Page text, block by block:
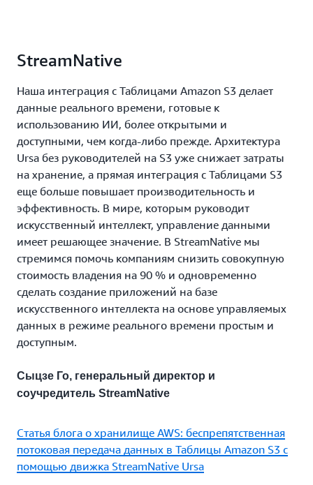
StreamNative
Наша интеграция с Таблицами Amazon S3 делает
данные реального времени, готовые к
использованию ИИ, более открытыми и
доступными, чем когда-либо прежде. Архитектура
Ursa без руководителей на S3 уже снижает затраты
на хранение, а прямая интеграция с Таблицами S3
еще больше повышает производительность и
эффективность. В мире, которым руководит
искусственный интеллект, управление данными
имеет решающее значение. В StreamNative мы
стремимся помочь компаниям снизить совокупную
стоимость владения на 90 % и одновременно
сделать создание приложений на базе
искусственного интеллекта на основе управляемых
данных в режиме реального времени простым и
доступным.
Сыцзе Го, генеральный директор и
соучредитель StreamNative
Статья блога о хранилище AWS: беспрепятственная
потоковая передача данных в Таблицы Amazon S3 с
помощью движка StreamNative Ursa